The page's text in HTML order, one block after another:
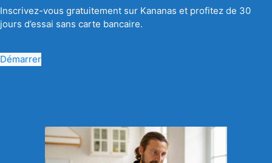
Inscrivez-vous gratuitement sur Kananas et profitez de 30
jours d’essai sans carte bancaire.
Démarrer